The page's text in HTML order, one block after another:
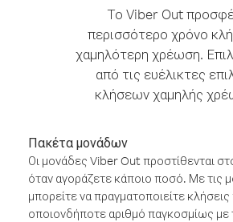
Το Viber Out
περισσότερο χρόνο
χαμηλότερη χρέωση.
από τις ευέλικτες
κλήσεων χαμηλής
Πακέτα μονάδων
Οι μονάδες Viber Out προστίθενται
όταν αγοράζετε κάποιο ποσό. Με τις
μπορείτε να πραγματοποιείτε
οποιονδήποτε αριθμό παγκοσμίως με